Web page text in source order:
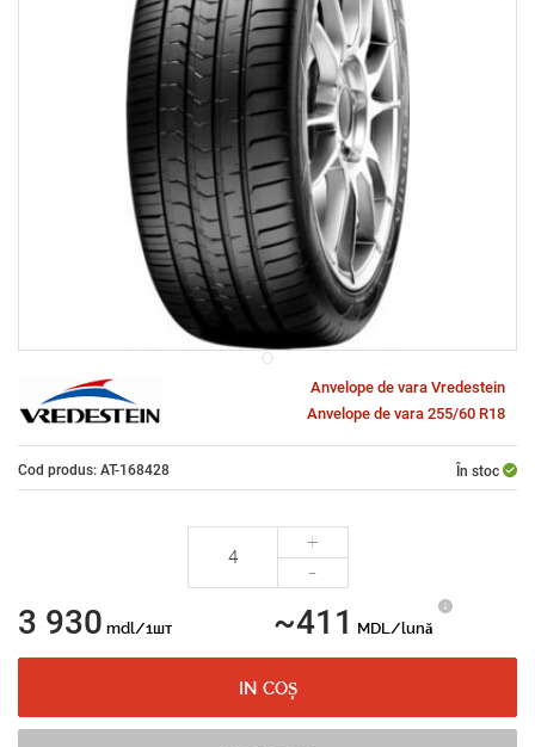
Anvelope de vara Vredestein
Anvelope de vara 255/60 R18
Cod produs: AT-168428 În stoc
+
-
3 930 mdl/1шт ~411 MDL/lună
IN COȘ